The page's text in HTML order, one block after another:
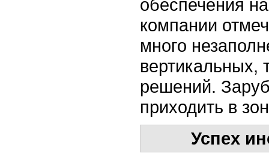
обеспечения
компании
много
вертикальных,
решений.
приходить в
Успех